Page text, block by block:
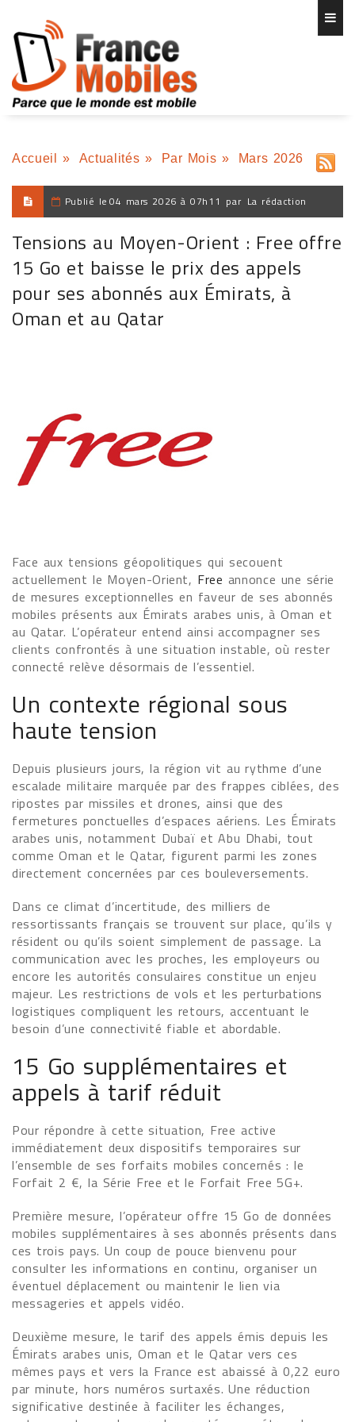
Accueil » Actualités » Par Mois » Mars 2026
Publié le 04 mars 2026 à 07h11 par La rédaction
Tensions au Moyen-Orient : Free offre
15 Go et baisse le prix des appels
pour ses abonnés aux Émirats, à
Oman et au Qatar
Face aux tensions géopolitiques qui secouent
actuellement le Moyen-Orient, Free annonce une série
de mesures exceptionnelles en faveur de ses abonnés
mobiles présents aux Émirats arabes unis, à Oman et
au Qatar. L’opérateur entend ainsi accompagner ses
clients confrontés à une situation instable, où rester
connecté relève désormais de l’essentiel.
Un contexte régional sous
haute tension
Depuis plusieurs jours, la région vit au rythme d’une
escalade militaire marquée par des frappes ciblées, des
ripostes par missiles et drones, ainsi que des
fermetures ponctuelles d’espaces aériens. Les Émirats
arabes unis, notamment Dubaï et Abu Dhabi, tout
comme Oman et le Qatar, figurent parmi les zones
directement concernées par ces bouleversements.
Dans ce climat d’incertitude, des milliers de
ressortissants français se trouvent sur place, qu’ils y
résident ou qu’ils soient simplement de passage. La
communication avec les proches, les employeurs ou
encore les autorités consulaires constitue un enjeu
majeur. Les restrictions de vols et les perturbations
logistiques compliquent les retours, accentuant le
besoin d’une connectivité fiable et abordable.
15 Go supplémentaires et
appels à tarif réduit
Pour répondre à cette situation, Free active
immédiatement deux dispositifs temporaires sur
l’ensemble de ses forfaits mobiles concernés : le
Forfait 2 €, la Série Free et le Forfait Free 5G+.
Première mesure, l’opérateur offre 15 Go de données
mobiles supplémentaires à ses abonnés présents dans
ces trois pays. Un coup de pouce bienvenu pour
consulter les informations en continu, organiser un
éventuel déplacement ou maintenir le lien via
messageries et appels vidéo.
Deuxième mesure, le tarif des appels émis depuis les
Émirats arabes unis, Oman et le Qatar vers ces
mêmes pays et vers la France est abaissé à 0,22 euro
par minute, hors numéros surtaxés. Une réduction
significative destinée à faciliter les échanges,